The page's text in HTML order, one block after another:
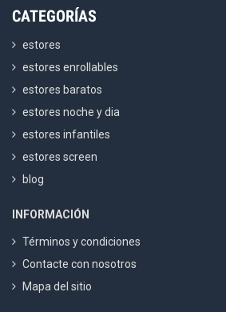
CATEGORÍAS
estores
estores enrollables
estores baratos
estores noche y dia
estores infantiles
estores screen
blog
INFORMACIÓN
Términos y condiciones
Contacte con nosotros
Mapa del sitio